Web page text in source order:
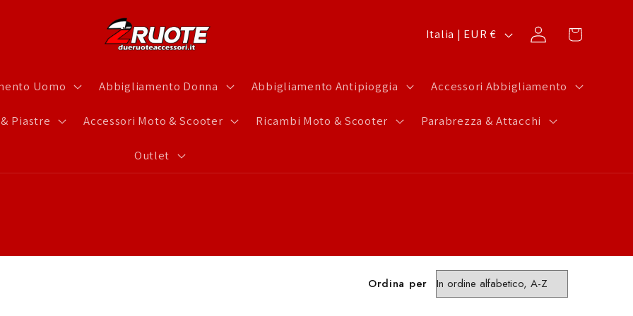
Uomo Abbigliamento Donna Abbigliamento Antipioggia Accessori Abbigliamento
Piastre Accessori Moto & Scooter Ricambi Moto & Scooter Parabrezza & Attacchi
Outlet
e
e
Italia | EUR € Accedi Carrello
Ordina per